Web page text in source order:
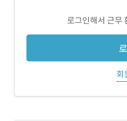
로그인해서 근무
회